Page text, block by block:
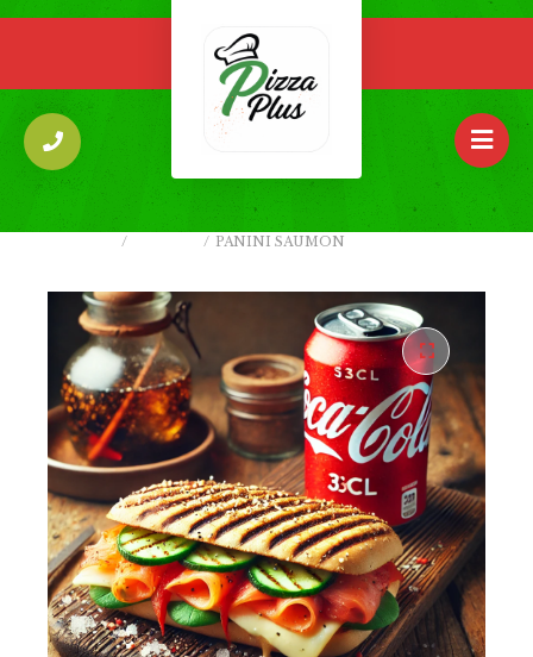
/ / PANINI SAUMON